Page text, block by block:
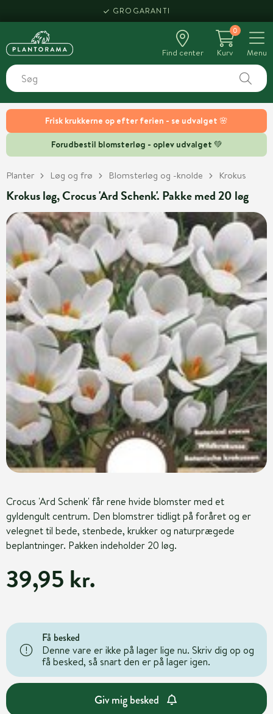
Frisk krukkerne op efter ferien - se udvalget 🌸
Forudbestil blomsterløg - oplev udvalget 💚
GROGARANTI
Find center
0
Kurv
Menu
Planter Løg og frø Blomsterløg og -knolde Krokus
Krokus løg, Crocus 'Ard Schenk'. Pakke med 20 løg
Crocus 'Ard Schenk' får rene hvide blomster med et
gyldengult centrum. Den blomstrer tidligt på foråret og er
velegnet til bede, stenbede, krukker og naturprægede
beplantninger. Pakken indeholder 20 løg.
39,95 kr.
Få besked
Denne vare er ikke på lager lige nu. Skriv dig op og
få besked, så snart den er på lager igen.
Giv mig besked